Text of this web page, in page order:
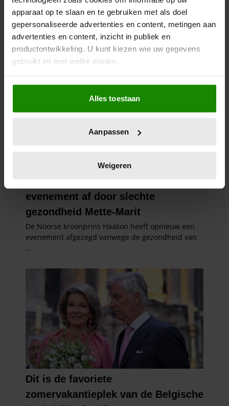
apparaat op te slaan en te gebruiken met als doel
gepersonaliseerde advertenties en content, metingen aan
advertenties en content, inzicht in publiek en
productontwikkeling. U kunt kiezen wie uw gegevens
gebruikt en met welke doelen.
Als u het toestaat, willen we ook graag:
Informatie verzamelen over uw geografische
locatie, die tot een paar meter nauwkeurig kan zijn
scannen op specifieke eigenschappen (fingerprinting)
verwerkt en stel uw voorkeuren in het
intrekken in de Cookieverklaring.
We gebruiken cookies om content en advertenties te
personaliseren, om functies voor social media te bieden
en om ons websiteverkeer te analyseren. Ook delen we
informatie over uw gebruik van onze site met onze
partners kunnen deze gegevens combineren met andere
informatie die u aan ze heeft verstrekt of die ze hebben
verzameld op basis van uw gebruik van hun services. U
gaat akkoord met onze cookies als u onze website blijft
Alles toestaan
Aanpassen
Weigeren